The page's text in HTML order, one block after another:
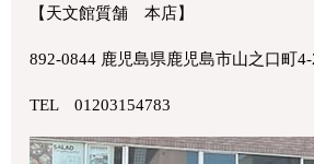
【天文館質舗 本店】
892-0844 鹿児島県鹿児島市山之口町
TEL 01203154783